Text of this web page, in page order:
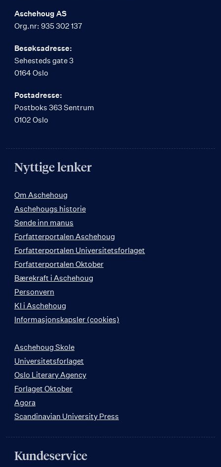
Aschehoug AS
Org.nr: 935 302 137
Besøksadresse:
Sehesteds gate 3
0164 Oslo
Postadresse:
Postboks 363 Sentrum
0102 Oslo
Nyttige lenker
Om Aschehoug
Aschehougs historie
Sende inn manus
Forfatterportalen Aschehoug
Forfatterportalen Universitetsforlaget
Forfatterportalen Oktober
Bærekraft i Aschehoug
Personvern
KI i Aschehoug
Informasjonskapsler (cookies)
Aschehoug Skole
Universitetsforlaget
Oslo Literary Agency
Forlaget Oktober
Agora
Scandinavian University Press
Kundeservice